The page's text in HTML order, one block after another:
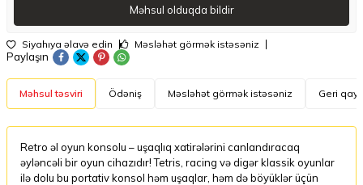
Məhsul olduqda bildir
Siyahıya əlavə edin Məsləhət görmək istəsəniz
Paylaşın
Məhsul təsviri Ödəniş Məsləhət görmək istəsəniz Geri
Retro əl oyun konsolu – uşaqlıq xatirələrini canlandıracaq
əyləncəli bir oyun cihazıdır! Tetris, racing və digər klassik oyunlar
ilə dolu bu portativ konsol həm uşaqlar, həm də böyüklər üçün